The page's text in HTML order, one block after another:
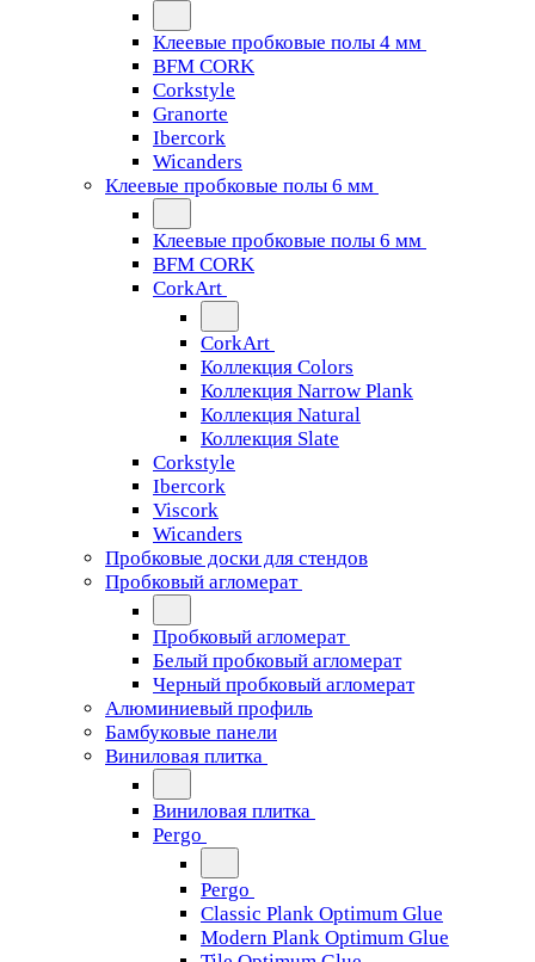
Клеевые пробковые полы 4 мм
BFM CORK
Corkstyle
Granorte
Ibercork
Wicanders
Клеевые пробковые полы 6 мм
Клеевые пробковые полы 6 мм
BFM CORK
CorkArt
CorkArt
Коллекция Colors
Коллекция Narrow Plank
Коллекция Natural
Коллекция Slate
Corkstyle
Ibercork
Viscork
Wicanders
Пробковые доски для стендов
Пробковый агломерат
Пробковый агломерат
Белый пробковый агломерат
Черный пробковый агломерат
Алюминиевый профиль
Бамбуковые панели
Виниловая плитка
Виниловая плитка
Pergo
Pergo
Classic Plank Optimum Glue
Modern Plank Optimum Glue